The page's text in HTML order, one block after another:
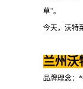
草”。
今天，沃特
兰州沃
品牌理念：*